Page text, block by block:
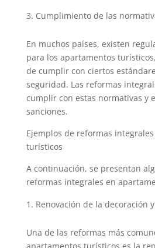
Cumplimiento de las
En muchos países, existen
para los apartamentos
de cumplir con ciertos
seguridad. Las reformas
cumplir con estas normativas y
sanciones.
Ejemplos de reformas
turísticos
A continuación, se presentan
reformas integrales en
Renovación de la decoración
Una de las reformas más